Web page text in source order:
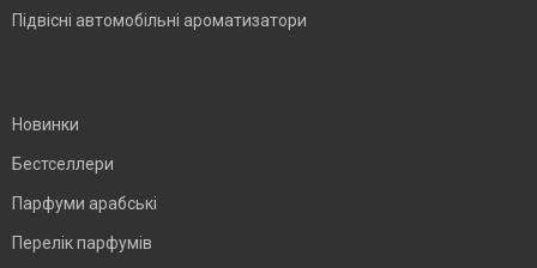
Підвісні автомобільні ароматизатори
Новинки
Бестселлери
Парфуми арабські
Перелік парфумів